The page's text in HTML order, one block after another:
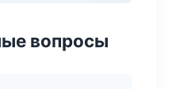
вопросы